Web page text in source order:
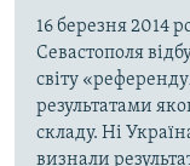
16 березня 2014
Севастополя
світу
результатами
складу. Ні
визнали